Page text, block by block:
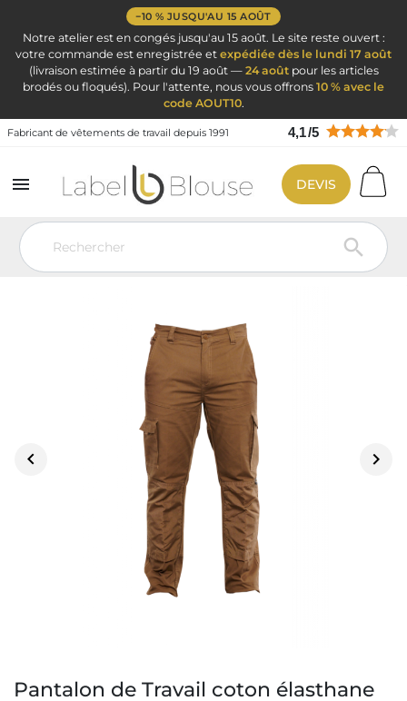
−10 % JUSQU'AU 15 AOÛT
Notre atelier est en congés jusqu'au 15 août. Le site reste ouvert :
votre commande est enregistrée et expédiée dès le lundi 17 août
(livraison estimée à partir du 19 août — 24 aoûtpour les articles
brodés ou floqués). Pour l'attente, nous vous offrons 10 % avec le
code AOUT10.
Fabricant de vêtements de travail depuis 1991 4,1/5


DEVIS
Vêtement de travail Vêtement de travail
Pantalon de travail
Logistique
 
Pantalon de Travail coton élasthane